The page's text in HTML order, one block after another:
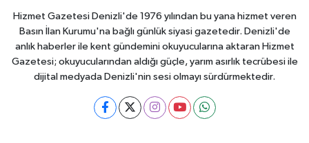
Hizmet Gazetesi Denizli'de 1976 yılından bu yana hizmet veren
Basın İlan Kurumu'na bağlı günlük siyasi gazetedir. Denizli'de
anlık haberler ile kent gündemini okuyucularına aktaran Hizmet
Gazetesi; okuyucularından aldığı güçle, yarım asırlık tecrübesi ile
dijital medyada Denizli'nin sesi olmayı sürdürmektedir.